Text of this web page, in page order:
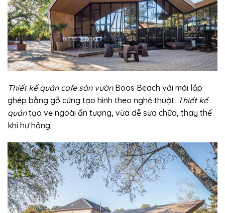
Thiết kế quán cafe sân vườnBoos Beach với mái lắp
ghép bằng gỗ cứng tạo hình theo nghệ thuật. Thiết kế
quántạo vẻ ngoài ấn tượng, vừa dễ sửa chữa, thay thế
khi hư hỏng.